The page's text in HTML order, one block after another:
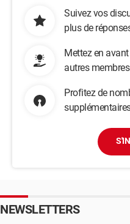
Suivez vos
plus de
Mettez en
autres membres
Profitez de
NEWSLETTERS